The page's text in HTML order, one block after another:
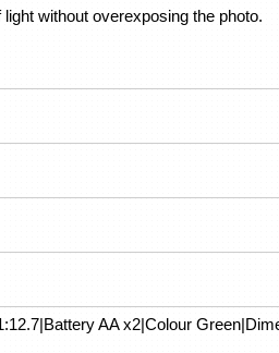
without overexposing the photo.
AA x2|Colour